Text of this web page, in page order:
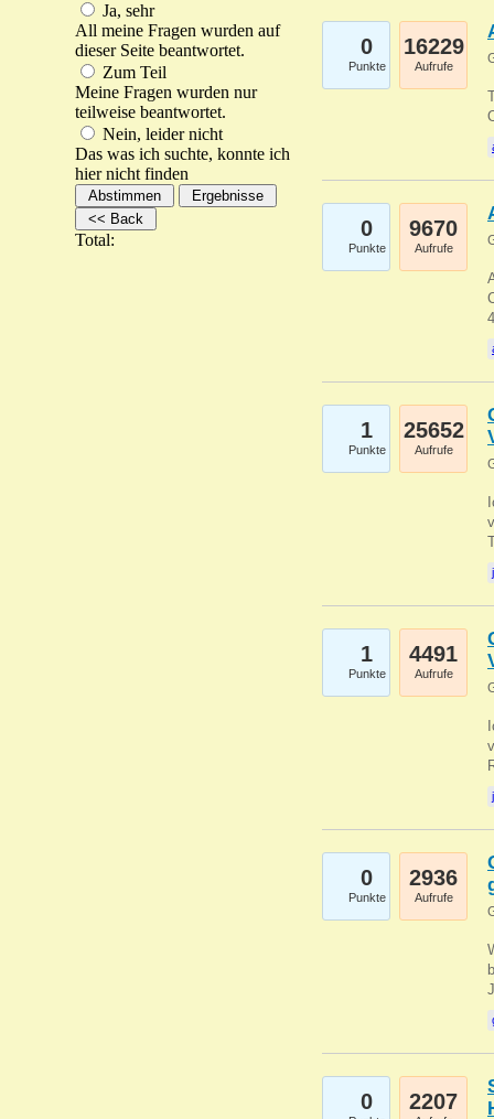
Ja, sehr
All meine Fragen wurden auf
dieser Seite beantwortet.
Zum Teil
Meine Fragen wurden nur
teilweise beantwortet.
Nein, leider nicht
Das was ich suchte, konnte ich
hier nicht finden
Total:
0
Punkte
16229
Aufrufe
0
Punkte
9670
Aufrufe
1
Punkte
25652
Aufrufe
1
Punkte
4491
Aufrufe
0
Punkte
2936
Aufrufe
0 2207